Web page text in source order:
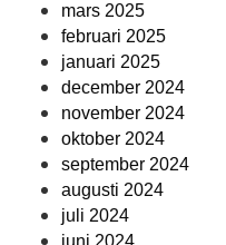
mars 2025
februari 2025
januari 2025
december 2024
november 2024
oktober 2024
september 2024
augusti 2024
juli 2024